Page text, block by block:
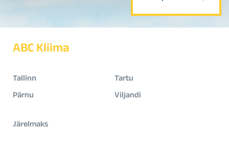
ABC Kliima
Tallinn
Tartu
Pärnu
Viljandi
Järelmaks